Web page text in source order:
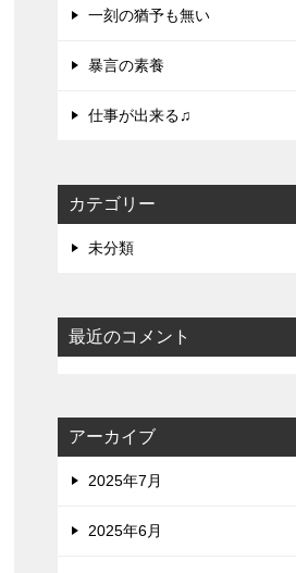
一刻の猶予も無い
暴言の素養
仕事が出来る♫
カテゴリー
未分類
最近のコメント
アーカイブ
2025年7月
2025年6月